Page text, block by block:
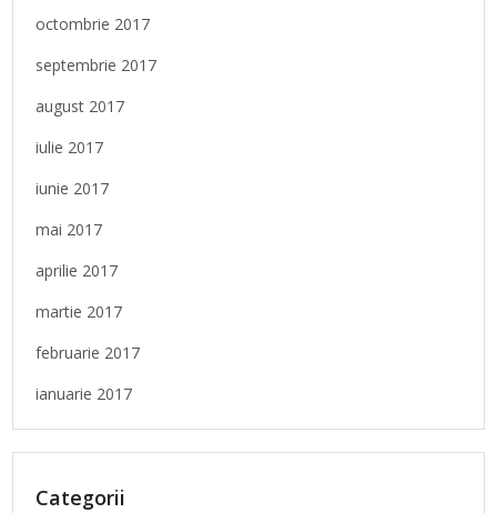
octombrie 2017
septembrie 2017
august 2017
iulie 2017
iunie 2017
mai 2017
aprilie 2017
martie 2017
februarie 2017
ianuarie 2017
Categorii